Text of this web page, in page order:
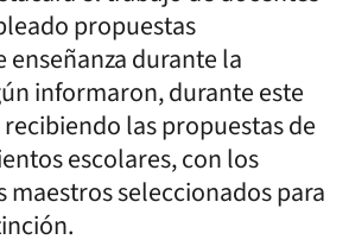
propuestas
enseñanza durante la
informaron, durante este
recibiendo las propuestas de
escolares, con los
maestros seleccionados para